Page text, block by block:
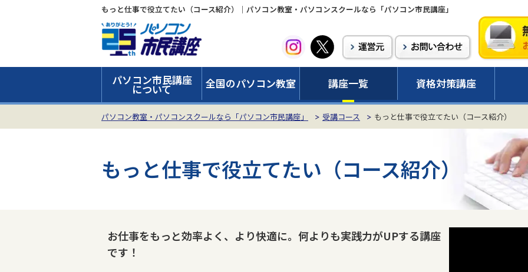
もっと仕事で役立てたい（コース紹介）｜パソコン教室・パソコンスクールなら「パソコン市民講座」
パソコン市民講座
について 全国のパソコン教室 講座一覧 資格対策講座
パソコン教室・パソコンスクールなら「パソコン市民講座」 受講コース もっと仕事で役立てたい（コース紹介）
もっと仕事で役立てたい（コース紹介）
お仕事をもっと効率よく、より快適に。 何よりも実践力がUPする講座
です！